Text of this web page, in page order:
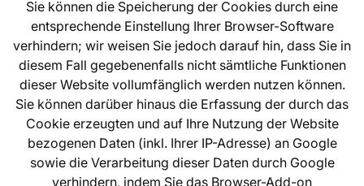
Sie können die Speicherung der Cookies durch eine
entsprechende Einstellung Ihrer Browser-Software
verhindern; wir weisen Sie jedoch darauf hin, dass Sie in
diesem Fall gegebenenfalls nicht sämtliche Funktionen
dieser Website vollumfänglich werden nutzen können.
Sie können darüber hinaus die Erfassung der durch das
Cookie erzeugten und auf Ihre Nutzung der Website
bezogenen Daten (inkl. Ihrer IP-Adresse) an Google
sowie die Verarbeitung dieser Daten durch Google
verhindern, indem Sie das Browser-Add-on